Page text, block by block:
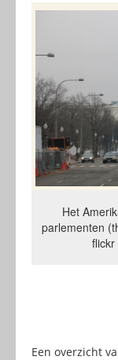
Het
parlementen
Een overzicht